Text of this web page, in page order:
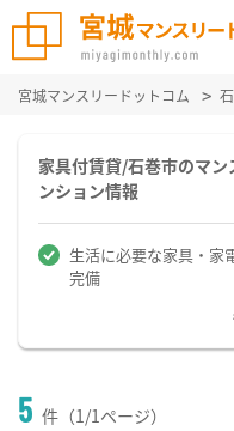
宮城マンスリードットコム
家具付賃貸/石巻市のマ
ンション情報
生活に必要な家具・家
完備
5 件（1/1ページ）